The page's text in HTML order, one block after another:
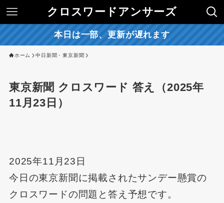
クロスワードアンサーズ
本日は一部、更新が遅れます
ホーム 中日新聞・東京新聞
東京新聞 クロスワード 答え（2025年
11月23日）
2025年11月23日
今日の東京新聞に掲載されたサンデー懸賞の
クロスワードの問題と答え予想です。